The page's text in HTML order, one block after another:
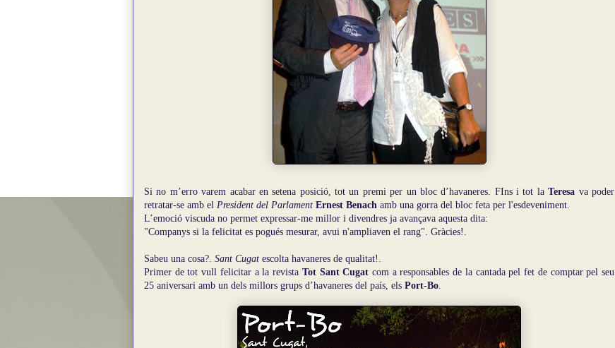
Si no m’erro varem acabar en setena posició, tot un premi per un bloc d’havaneres. FIns i tot laTeresa va poder
retratar-se amb el President del Parlament Ernest Benach amb una gorra del bloc feta per l'esdeveniment.
L’emoció viscuda no permet expressar-me millor i divendres ja avançava aquesta dita:
"Companys si la felicitat es pogués mesurar, avui n'ampliaven el rang". Gràcies!.
Sabeu una cosa?. Sant Cugat escolta havaneres de qualitat!.
Primer de tot vull felicitar a la revista Tot Sant Cugatcom a responsables de la cantada pel fet de comptar pel seu
25 aniversari amb un dels millors grups d’havaneres del país, els Port-Bo.